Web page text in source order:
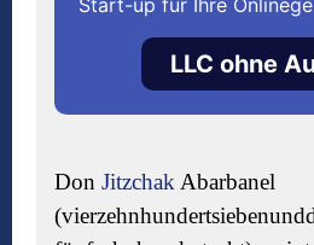
Start-up für Ihre
LLC ohne
Don Jitzchak Abarbanel